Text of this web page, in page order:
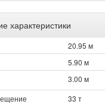
характеристики
20.95 м
5.90 м
3.00 м
33 т